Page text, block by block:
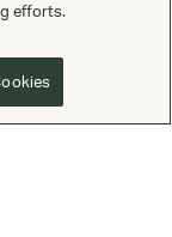
efforts.